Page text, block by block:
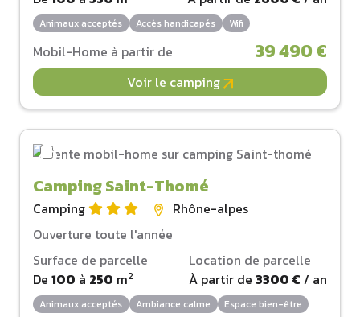
Animaux acceptés Accès handicapés Wifi
Mobil-Home à partir de 39 490 €
Voir le camping
Camping Saint-Thomé
Camping
Rhône-alpes
Ouverture toute l'année
Surface de parcelle
De 100 à 250 m2
Location de parcelle
À partir de 3300 € / an
Animaux acceptés Ambiance calme Espace bien-être